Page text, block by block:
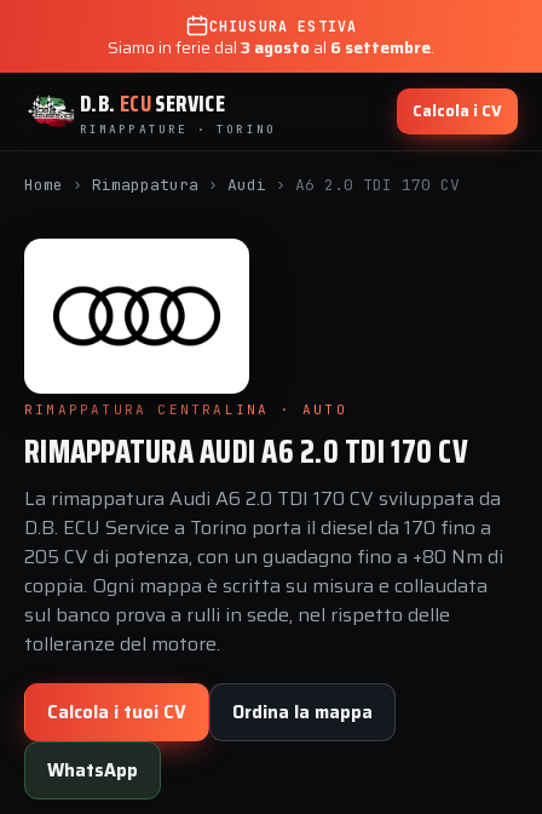
CHIUSURA ESTIVA
Siamo in ferie dal3 agostoal 6 settembre.
D.B. ECUSERVICE
RIMAPPATURE · TORINO
Calcola i CV
Home › Rimappatura › Audi › A6 2.0 TDI 170 CV
RIMAPPATURA CENTRALINA · AUTO
RIMAPPATURA AUDI A6 2.0 TDI 170 CV
La rimappatura Audi A6 2.0 TDI 170 CV sviluppata da
D.B. ECU Service a Torino porta il diesel da 170 fino a
205 CV di potenza, con un guadagno fino a +80 Nm di
coppia. Ogni mappa è scritta su misura e collaudata
sul banco prova a rulli in sede, nel rispetto delle
tolleranze del motore.
Calcola i tuoi CV Ordina la mappa
WhatsApp